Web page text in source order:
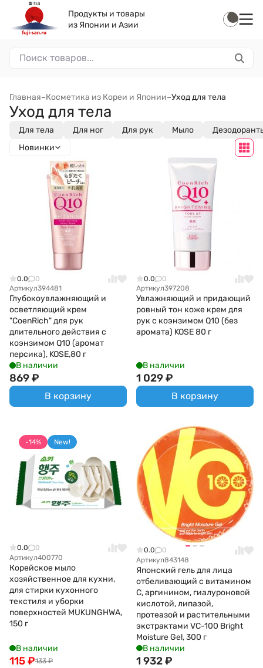
Продукты и товары
из Японии и Азии
Главная–Косметика из Кореи и Японии–Уход для тела
Уход для тела
Для тела Для ног Для рук Мыло
Новинки
0.0
0
Артикул394481
Глубокоувлажняющий и
осветляющий крем
"CoenRich" для рук
длительного действия с
коэнзимом Q10 (аромат
персика), KOSE,80 г
В наличии
869₽
В корзину
0.0
0
Артикул397208
Увлажняющий и придающий
ровный тон коже крем для
рук с коэнзимом Q10 (без
аромата) KOSE 80 г
В наличии
1 029₽
В корзину
-14% New!
0.0
0
Артикул400770
Корейское мыло
хозяйственное для кухни,
для стирки кухонного
текстиля и уборки
поверхностей MUKUNGHWA,
150 г
В наличии
133 ₽
115₽
0.0
0
Артикул843148
Японский гель для лица
отбеливающий с витамином
С, аргинином, гиалуроновой
кислотой, липазой,
протеазой и растительными
экстрактами VC-100 Bright
Moisture Gel, 300 г
В наличии
1 932₽